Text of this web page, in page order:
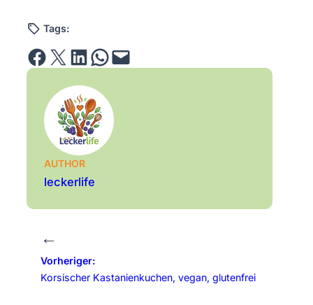
Tags:
Share on Facebook Email this Page Share on LinkedIn Share on WhatsApp Email this Page
AUTHOR
leckerlife
←
Vorheriger:
Korsischer Kastanienkuchen, vegan, glutenfrei